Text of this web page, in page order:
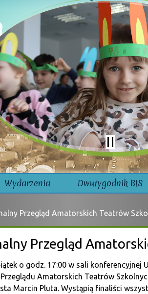
Wydarzenia Dwutygodnik BIS
Przegląd Amatorskich Teatrów
Przegląd
o godz. 17:00 w sali konferencyjnej
Amatorskich Teatrów
Marcin Pluta. Wystąpią finaliści